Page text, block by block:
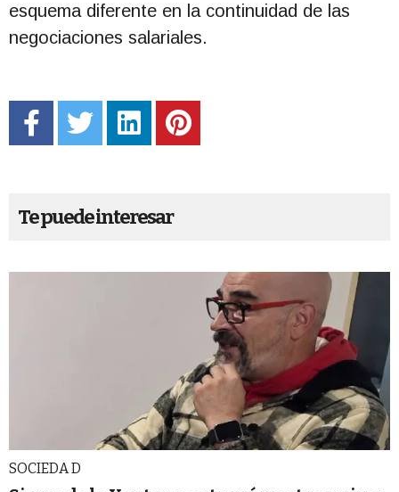
esquema diferente en la continuidad de las
negociaciones salariales.
Te puede interesar
SOCIEDA D